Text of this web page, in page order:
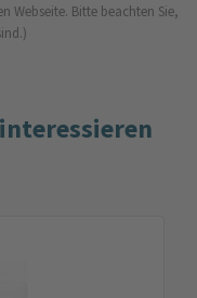
Webseite. Bitte beachten Sie,